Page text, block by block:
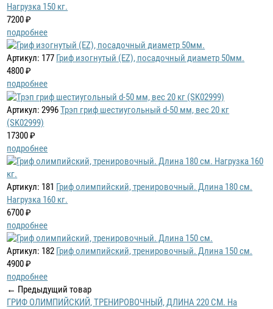
Нагрузка 150 кг.
7200 ₽
подробнее
Артикул: 177 Гриф изогнутый (EZ), посадочный диаметр 50мм.
4800 ₽
подробнее
Артикул: 2996Трэп гриф шестиугольный d-50 мм, вес 20 кг
(SK02999)
17300 ₽
подробнее
Артикул: 181 Гриф олимпийский, тренировочный. Длина 180 см.
Нагрузка 160 кг.
6700 ₽
подробнее
Артикул: 182 Гриф олимпийский, тренировочный. Длина 150 см.
4900 ₽
подробнее
← Предыдущий товар
ГРИФ ОЛИМПИЙСКИЙ, ТРЕНИРОВОЧНЫЙ, ДЛИНА 220 СМ. На